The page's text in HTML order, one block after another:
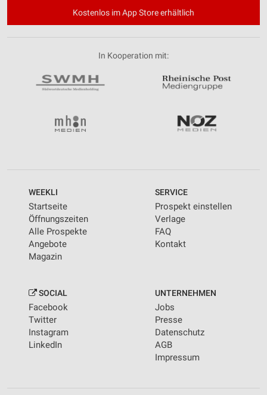
Kostenlos im App Store erhältlich
In Kooperation mit:
WEEKLI
Startseite
Öffnungszeiten
Alle Prospekte
Angebote
Magazin
SERVICE
Prospekt einstellen
Verlage
FAQ
Kontakt
SOCIAL
Facebook
Twitter
Instagram
LinkedIn
UNTERNEHMEN
Jobs
Presse
Datenschutz
AGB
Impressum